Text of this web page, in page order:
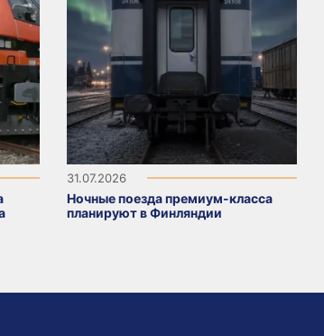
31.07.2026
Ночные поезда премиум-класса
планируют в Финляндии